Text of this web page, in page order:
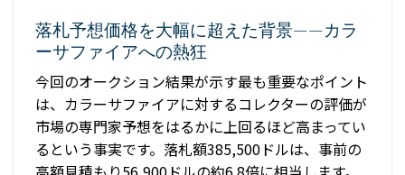
落札予想価格を大幅に超えた背景——カラ
ーサファイアへの熱狂
今回のオークション結果が示す最も重要なポイント
は、カラーサファイアに対するコレクターの評価が
市場の専門家予想をはるかに上回るほど高まってい
るという事実です。落札額385,500ドルは、事前の